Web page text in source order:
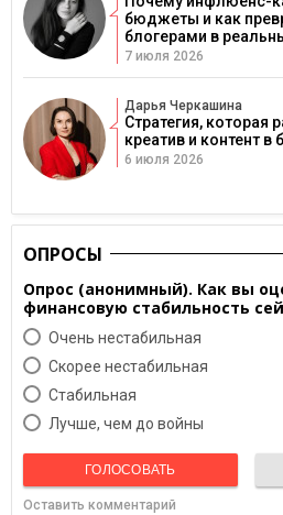
бюджеты и как
блогерами в
7 июля 2026
Дарья Черкашина
Стратегия, которая
креатив и контент в
6 июля 2026
ОПРОСЫ
Опрос (анонимный). Как вы
финансовую стабильность
Очень нестабильная
Скорее нестабильная
Cтабильная
Лучше, чем до войны
ГОЛОСОВАТЬ
Оставить комментарий